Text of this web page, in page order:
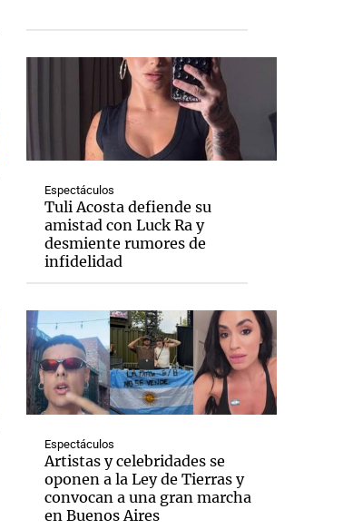
Espectáculos
Tuli Acosta defiende su
amistad con Luck Ra y
desmiente rumores de
infidelidad
Espectáculos
Artistas y celebridades se
oponen a la Ley de Tierras y
convocan a una gran marcha
en Buenos Aires
Notas